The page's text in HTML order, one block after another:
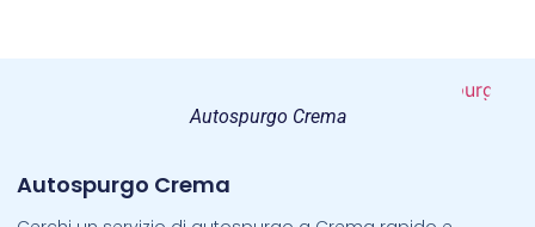
Autospurgo Crema
Autospurgo Crema